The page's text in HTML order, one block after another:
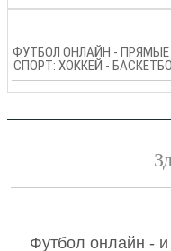
ФУТБОЛ ОНЛАЙН -
СПОРТ: ХОККЕЙ -
Футбол онлайн - и